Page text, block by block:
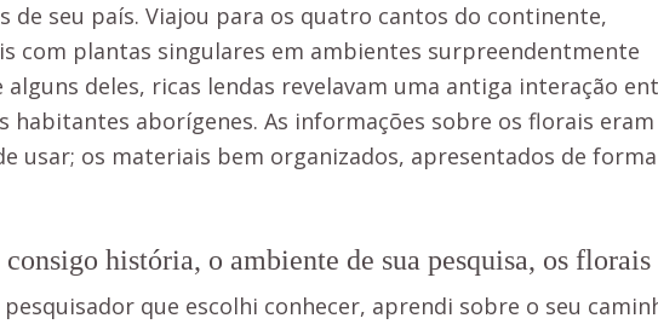
de seu país. Viajou para os quatro cantos do continente,
com plantas singulares em ambientes surpreendentmente
alguns deles, ricas lendas revelavam uma antiga interação
habitantes aborígenes. As informações sobre os florais eram
usar; os materiais bem organizados, apresentados de forma
história, o ambiente de sua pesquisa, os florais
pesquisador que escolhi conhecer, aprendi sobre o seu